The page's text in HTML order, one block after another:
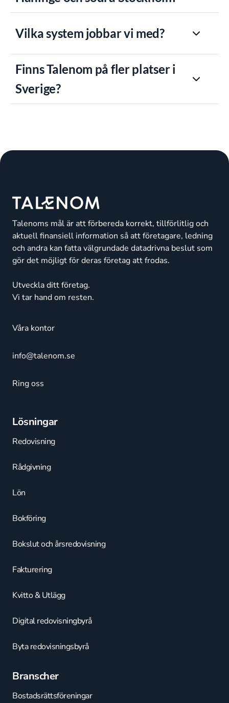
Vilka system jobbar vi med?
Finns Talenom på fler platser i
Sverige?
Talenoms mål är att förbereda korrekt, tillförlitlig och
aktuell finansiell information så att företagare, ledning
och andra kan fatta välgrundade datadrivna beslut som
gör det möjligt för deras företag att frodas.
Utveckla ditt företag.
Vi tar hand om resten.
Våra kontor
info@talenom.se
Ring oss
Lösningar
Redovisning
Rådgivning
Lön
Bokföring
Bokslut och årsredovisning
Fakturering
Kvitto & Utlägg
Digital redovisningbyrå
Byta redovisningsbyrå
Branscher
Bostadsrättsföreningar